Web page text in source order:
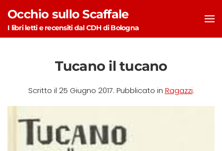
Skip to main content
Occhio sullo Scaffale
I libri letti e recensiti dal CDH di Bologna
Tucano il tucano
Scritto il 25 Giugno 2017. Pubblicato in Ragazzi.